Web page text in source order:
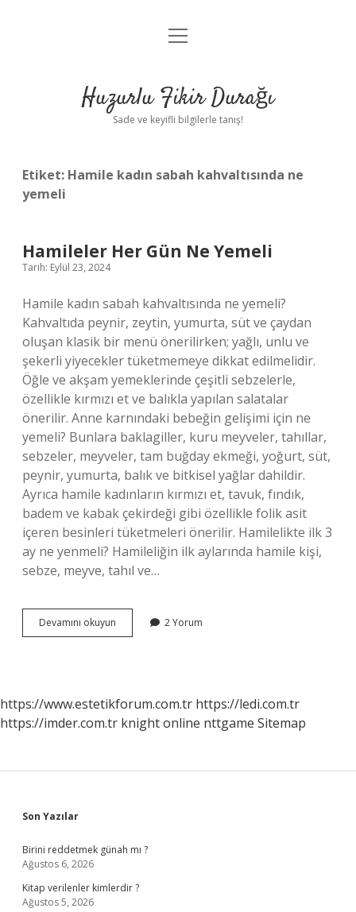
Anasayfa
Yasal Uyarı
menüyü
Huzurlu Fikir Durağı
Sade ve keyifli bilgilerle tanış!
Etiket: Hamile kadın sabah kahvaltısında ne
yemeli
Hamileler Her Gün Ne Yemeli
Tarih: Eylül 23, 2024
Hamile kadın sabah kahvaltısında ne yemeli?
Kahvaltıda peynir, zeytin, yumurta, süt ve çaydan
oluşan klasik bir menü önerilirken; yağlı, unlu ve
şekerli yiyecekler tüketmemeye dikkat edilmelidir.
Öğle ve akşam yemeklerinde çeşitli sebzelerle,
özellikle kırmızı et ve balıkla yapılan salatalar
önerilir. Anne karnındaki bebeğin gelişimi için ne
yemeli? Bunlara baklagiller, kuru meyveler, tahıllar,
sebzeler, meyveler, tam buğday ekmeği, yoğurt, süt,
peynir, yumurta, balık ve bitkisel yağlar dahildir.
Ayrıca hamile kadınların kırmızı et, tavuk, fındık,
badem ve kabak çekirdeği gibi özellikle folik asit
içeren besinleri tüketmeleri önerilir. Hamilelikte ilk 3
ay ne yenmeli? Hamileliğin ilk aylarında hamile kişi,
sebze, meyve, tahıl ve…
Devamını okuyun Hamileler
Her
2 Yorum
https://www.estetikforum.com.tr https://ledi.com.tr
https://imder.com.tr knight online nttgame Sitemap
Sidebar
Son Yazılar
Birini reddetmek günah mı ?
Ağustos 6, 2026
Kitap verilenler kimlerdir ?
Ağustos 5, 2026